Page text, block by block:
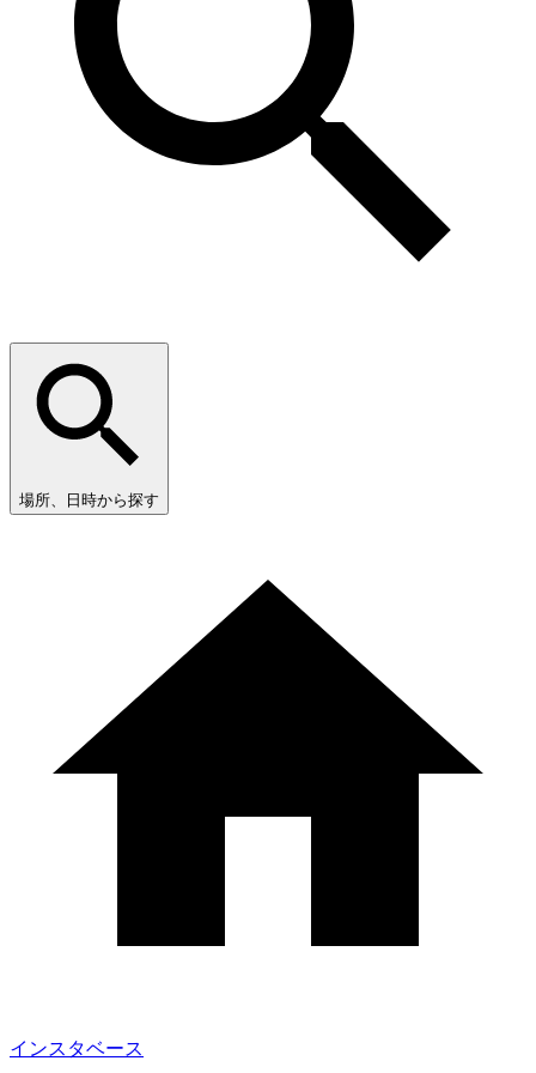
場所、日時から探す
インスタベース